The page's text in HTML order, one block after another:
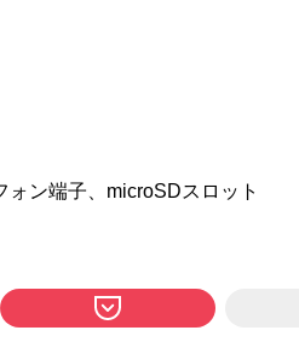
ン端子、microSDスロット